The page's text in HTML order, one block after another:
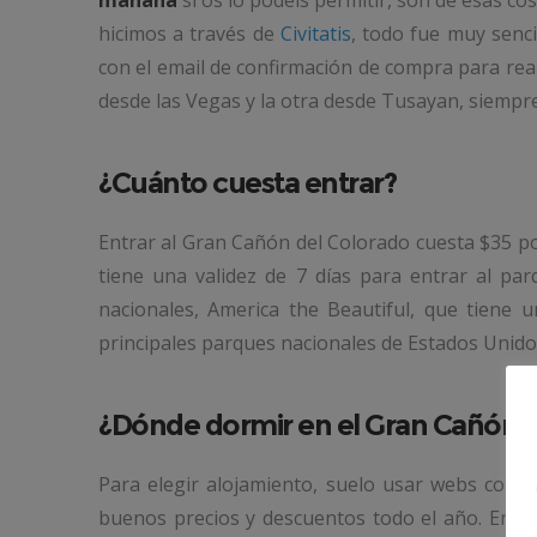
hicimos a través de Civitatis, todo fue muy
con el email de confirmación de compra para
desde las Vegas y la otra desde Tusayan,
¿Cuánto cuesta entrar?
Entrar al Gran Cañón del Colorado cuesta $35
tiene una validez de 7 días para entrar al
nacionales, America the Beautiful, que
principales parques nacionales de Estados
¿Dónde dormir en el Gran Cañón?
Para elegir alojamiento, suelo usar webs
buenos precios y descuentos todo el año. En